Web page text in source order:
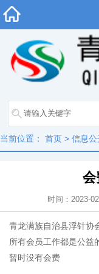
当前位置： 首页 > 信息公
会
时间：2023-
青龙满族自治县浮针协
所有会员工作都是公益
暂时没有会费